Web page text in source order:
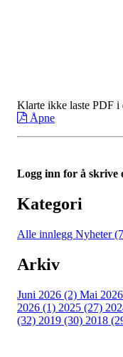
Klarte ikke laste PDF i
Åpne
Logg inn for å skrive
Kategori
Alle innlegg Nyheter
Arkiv
Juni 2026 (2) Mai
2026 (1) 2025 (27)
(32) 2019 (30) 2018